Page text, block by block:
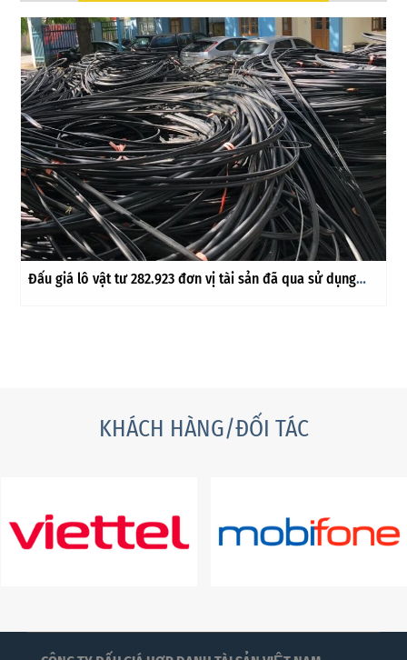
Thông Báo Đấu Giá Lô vật tư 5.379.486m cáp quang đã
KHÁCH HÀNG/ĐỐI TÁC